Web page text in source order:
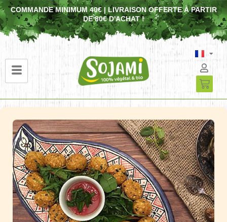
COMMANDE MINIMUM 40€ | LIVRAISON OFFERTE À PARTIR
DE 80€ D'ACHAT !